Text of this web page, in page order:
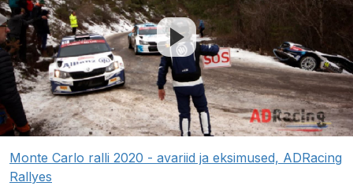
Monte Carlo ralli 2020 - avariid ja eksimused, ADRacing
Rallyes